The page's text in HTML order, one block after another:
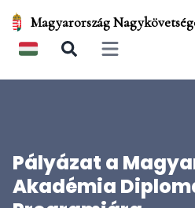
Magyarország
Open main menu
Pályázat a
Akadémia